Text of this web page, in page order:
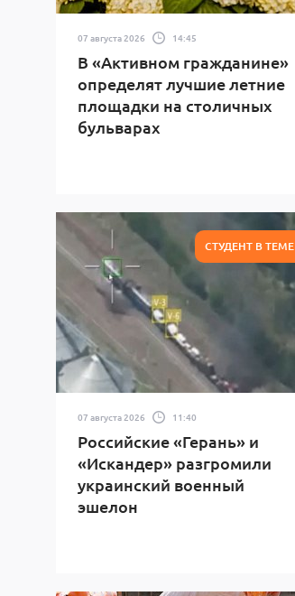
07 августа 2026 14:45
В «Активном гражданине»
определят лучшие летние
площадки на столичных
бульварах
СТУДЕНТ В ТЕМЕ
07 августа 2026 11:40
Российские «Герань» и
«Искандер» разгромили
украинский военный
эшелон